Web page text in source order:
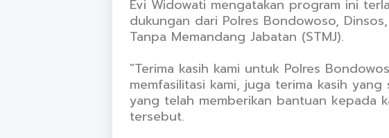
Evi Widowati mengatakan program ini
dukungan dari Polres Bondowoso,
Tanpa Memandang Jabatan (STMJ).
"Terima kasih kami untuk Polres
memfasilitasi kami, juga terima kasih
yang telah memberikan bantuan kepada
tersebut.